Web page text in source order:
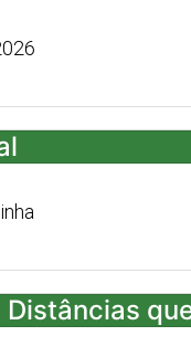
Distâncias